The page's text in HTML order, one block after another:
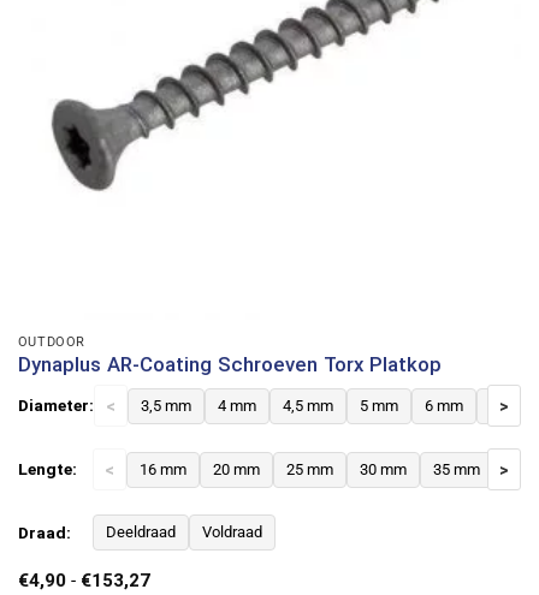
OUTDOOR
Dynaplus AR-Coating Schroeven Torx Platkop
Diameter: < 3,5 mm 4 mm 4,5 mm 5 mm 6 mm 8 mm
>
Lengte: < 16 mm 20 mm 25 mm 30 mm 35 mm 40
>
Draad: Deeldraad Voldraad
€4,90 - €153,27Prijsklasse: